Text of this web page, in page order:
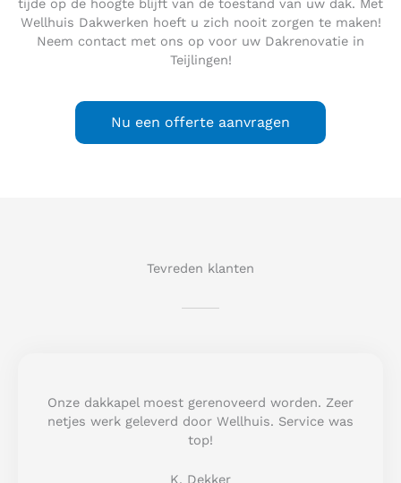
tijde op de hoogte blijft van de toestand van uw dak. Met
Wellhuis Dakwerken hoeft u zich nooit zorgen te maken!
Neem contact met ons op voor uw Dakrenovatie in
Teijlingen!
Nu een offerte aanvragen
Tevreden klanten
Onze dakkapel moest gerenoveerd worden. Zeer
netjes werk geleverd door Wellhuis. Service was
top!
K. Dekker